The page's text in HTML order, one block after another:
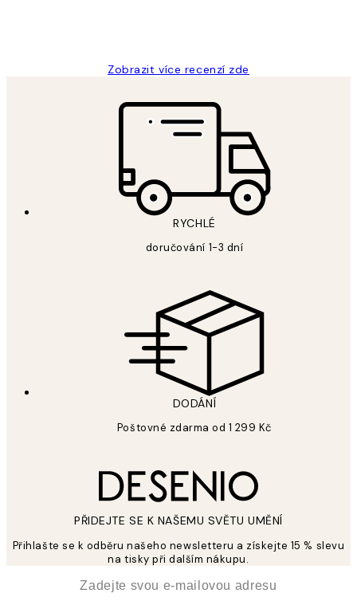
Zobrazit více recenzí zde
RYCHLÉ
doručování 1-3 dní
DODÁNÍ
Poštovné zdarma od 1 299 Kč
PŘIDEJTE SE K NAŠEMU SVĚTU UMĚNÍ
Přihlašte se k odběru našeho newsletteru a získejte 15 % slevu
na tisky při dalším nákupu.